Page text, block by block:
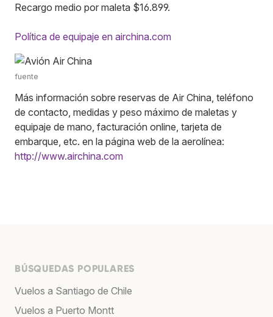
Recargo medio por maleta $16.899.
Política de equipaje en airchina.com
fuente
Más información sobre reservas de Air China, teléfono
de contacto, medidas y peso máximo de maletas y
equipaje de mano, facturación online, tarjeta de
embarque, etc. en la página web de la aerolínea:
http://www.airchina.com
BÚSQUEDAS POPULARES
Vuelos a Santiago de Chile
Vuelos a Puerto Montt